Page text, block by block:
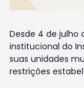
Desde 4 de julho
institucional do
suas unidades
restrições